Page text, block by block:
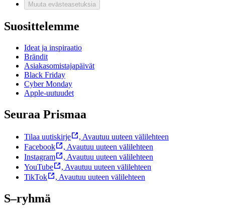
Muuta evästeasetuksia
Suosittelemme
Ideat ja inspiraatio
Brändit
Asiakasomistajapäivät
Black Friday
Cyber Monday
Apple-uutuudet
Seuraa Prismaa
Tilaa uutiskirje , Avautuu uuteen välilehteen
Facebook
, Avautuu uuteen välilehteen
Instagram
, Avautuu uuteen välilehteen
YouTube
, Avautuu uuteen välilehteen
TikTok
, Avautuu uuteen välilehteen
S–ryhmä